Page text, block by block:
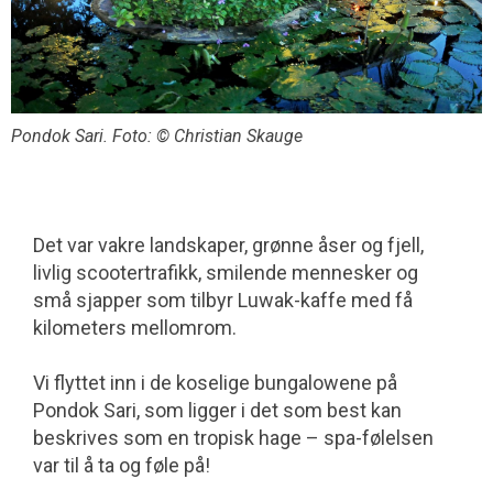
Pondok Sari. Foto: © Christian Skauge
Det var vakre landskaper, grønne åser og fjell,
livlig scootertrafikk, smilende men­nesker og
små sjapper som tilbyr Luwak-kaffe med få
kilometers mellomrom.
Vi flyttet inn i de koselige bungalowene på
Pondok Sari, som ligger i det som best kan
beskrives som en tropisk hage – spa-følelsen
var til å ta og føle på!